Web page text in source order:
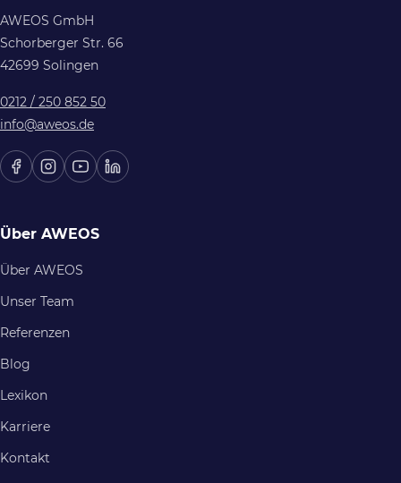
AWEOS GmbH
Schorberger Str. 66
42699 Solingen
0212 / 250 852 50
info@aweos.de
Über AWEOS
Über AWEOS
Unser Team
Referenzen
Blog
Lexikon
Karriere
Kontakt